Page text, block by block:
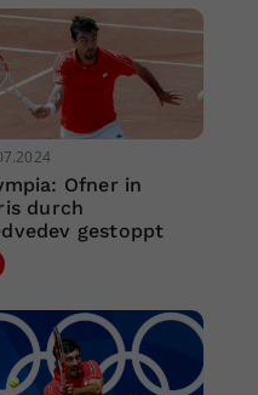
Ofner in
durch
gestoppt